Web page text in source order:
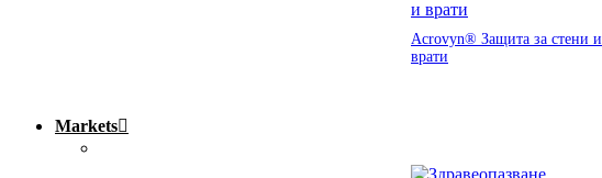
Acrovyn® Защита за стени и
врати
Markets